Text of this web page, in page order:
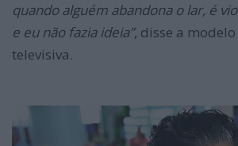
quando alguém abandona o lar, é
e eu não fazia ideia”, disse a
televisiva.